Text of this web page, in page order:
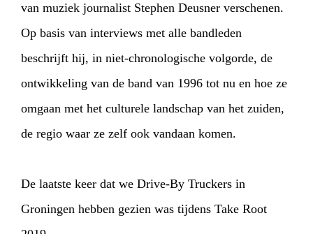
van muziek journalist Stephen Deusner verschenen.
Op basis van interviews met alle bandleden
beschrijft hij, in niet-chronologische volgorde, de
ontwikkeling van de band van 1996 tot nu en hoe ze
omgaan met het culturele landschap van het zuiden,
de regio waar ze zelf ook vandaan komen.
De laatste keer dat we Drive-By Truckers in
Groningen hebben gezien was tijdens Take Root